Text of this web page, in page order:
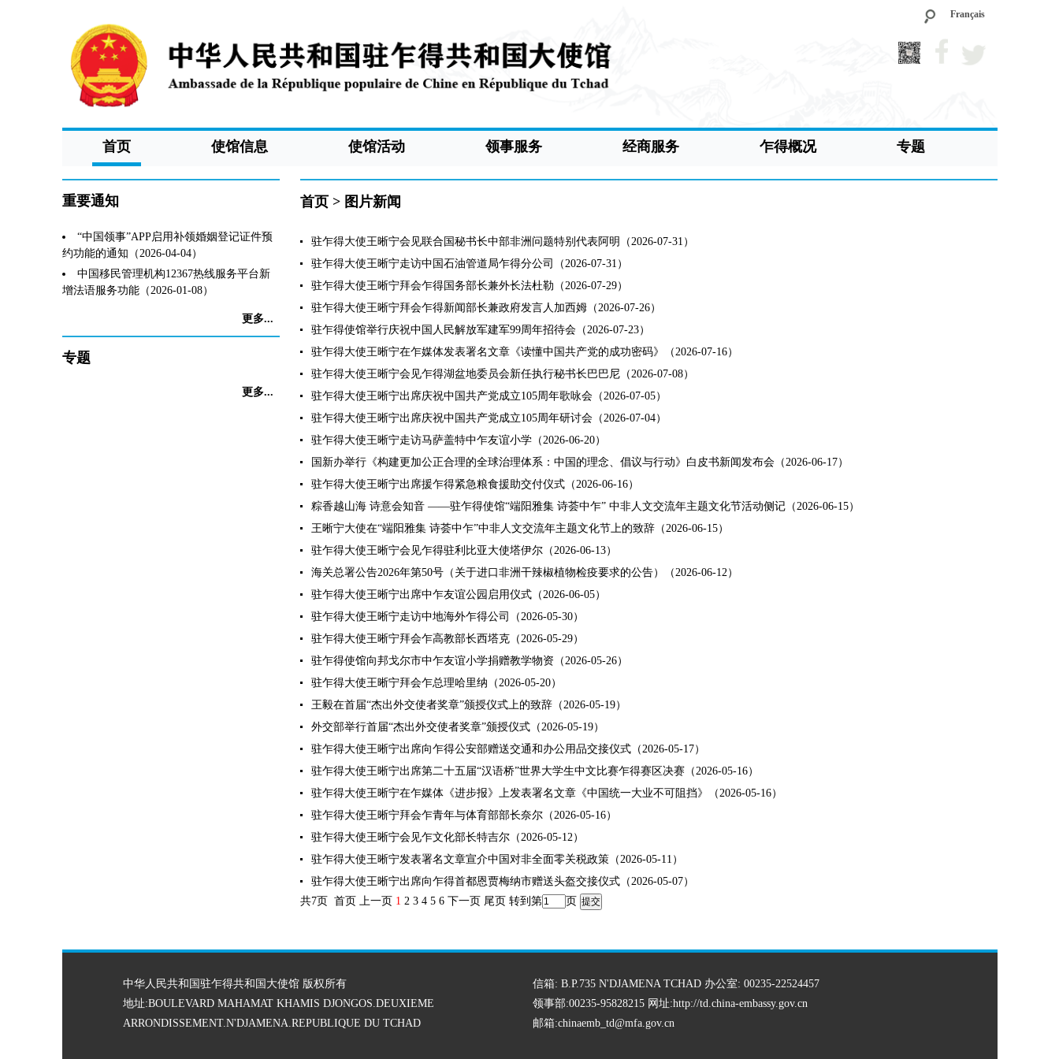
Français
首页 使馆信息 使馆活动 领事服务 经商服务 乍得概况 专题
重要通知
“中国领事”APP启用补领婚姻登记证件预
约功能的通知（2026-04-04）
中国移民管理机构12367热线服务平台新
增法语服务功能（2026-01-08）
更多...
专题
更多...
首页> 图片新闻
驻乍得大使王晰宁会见联合国秘书长中部非洲问题特别代表阿明（2026-07-31）
驻乍得大使王晰宁走访中国石油管道局乍得分公司（2026-07-31）
驻乍得大使王晰宁拜会乍得国务部长兼外长法杜勒（2026-07-29）
驻乍得大使王晰宁拜会乍得新闻部长兼政府发言人加西姆（2026-07-26）
驻乍得使馆举行庆祝中国人民解放军建军99周年招待会（2026-07-23）
驻乍得大使王晰宁在乍媒体发表署名文章《读懂中国共产党的成功密码》（2026-07-16）
驻乍得大使王晰宁会见乍得湖盆地委员会新任执行秘书长巴巴尼（2026-07-08）
驻乍得大使王晰宁出席庆祝中国共产党成立105周年歌咏会（2026-07-05）
驻乍得大使王晰宁出席庆祝中国共产党成立105周年研讨会（2026-07-04）
驻乍得大使王晰宁走访马萨盖特中乍友谊小学（2026-06-20）
国新办举行《构建更加公正合理的全球治理体系：中国的理念、倡议与行动》白皮书新闻发布会（2026-06-17）
驻乍得大使王晰宁出席援乍得紧急粮食援助交付仪式（2026-06-16）
粽香越山海 诗意会知音 ——驻乍得使馆“端阳雅集 诗荟中乍” 中非人文交流年主题文化节活动侧记（2026-06-15）
王晰宁大使在“端阳雅集 诗荟中乍”中非人文交流年主题文化节上的致辞（2026-06-15）
驻乍得大使王晰宁会见乍得驻利比亚大使塔伊尔（2026-06-13）
海关总署公告2026年第50号（关于进口非洲干辣椒植物检疫要求的公告）（2026-06-12）
驻乍得大使王晰宁出席中乍友谊公园启用仪式（2026-06-05）
驻乍得大使王晰宁走访中地海外乍得公司（2026-05-30）
驻乍得大使王晰宁拜会乍高教部长西塔克（2026-05-29）
驻乍得使馆向邦戈尔市中乍友谊小学捐赠教学物资（2026-05-26）
驻乍得大使王晰宁拜会乍总理哈里纳（2026-05-20）
王毅在首届“杰出外交使者奖章”颁授仪式上的致辞（2026-05-19）
外交部举行首届“杰出外交使者奖章”颁授仪式（2026-05-19）
驻乍得大使王晰宁出席向乍得公安部赠送交通和办公用品交接仪式（2026-05-17）
驻乍得大使王晰宁出席第二十五届“汉语桥”世界大学生中文比赛乍得赛区决赛（2026-05-16）
驻乍得大使王晰宁在乍媒体《进步报》上发表署名文章《中国统一大业不可阻挡》（2026-05-16）
驻乍得大使王晰宁拜会乍青年与体育部部长奈尔（2026-05-16）
驻乍得大使王晰宁会见乍文化部长特吉尔（2026-05-12）
驻乍得大使王晰宁发表署名文章宣介中国对非全面零关税政策（2026-05-11）
驻乍得大使王晰宁出席向乍得首都恩贾梅纳市赠送头盔交接仪式（2026-05-07）
共7页 首页 上一页 1 2 3 4 5 6 下一页 尾页 转到第 页
中华人民共和国驻乍得共和国大使馆 版权所有
地址:BOULEVARD MAHAMAT KHAMIS DJONGOS.DEUXIEME
ARRONDISSEMENT.N'DJAMENA.REPUBLIQUE DU TCHAD
信箱: B.P.735 N'DJAMENA TCHAD 办公室: 00235-22524457
领事部:00235-95828215 网址:http://td.china-embassy.gov.cn
邮箱:chinaemb_td@mfa.gov.cn